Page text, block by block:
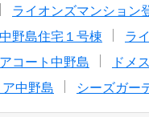
ライオンズマンション
中野島住宅１号棟 ラ
コート中野島 ドメ
中野島 シーズガー